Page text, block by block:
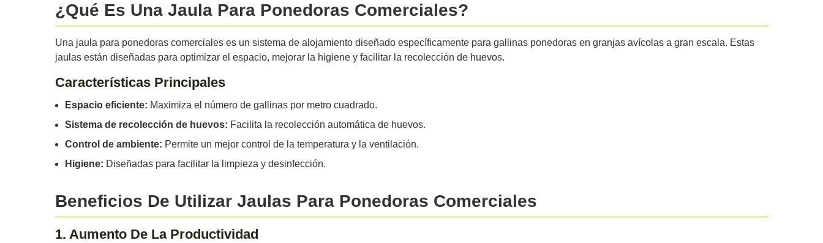
¿Qué Es Una Jaula Para Ponedoras Comerciales?
Una jaula para ponedoras comerciales es un sistema de alojamiento diseñado específicamente para gallinas ponedoras en granjas avícolas a gran escala. Estas
jaulas están diseñadas para optimizar el espacio, mejorar la higiene y facilitar la recolección de huevos.
Características Principales
Espacio eficiente: Maximiza el número de gallinas por metro cuadrado.
Sistema de recolección de huevos: Facilita la recolección automática de huevos.
Control de ambiente: Permite un mejor control de la temperatura y la ventilación.
Higiene: Diseñadas para facilitar la limpieza y desinfección.
Beneficios De Utilizar Jaulas Para Ponedoras Comerciales
1. Aumento De La Productividad